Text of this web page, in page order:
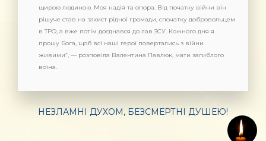
щирою людиною. Моя надія та опора. Від початку війни він
рішуче став на захист рідної громади, спочатку добровольцем
в ТРО, а вже потім доєднався до лав ЗСУ. Кожного дня я
прошу Бога, щоб всі наші герої повертались з війни
живими”, — розповіла Валентина Павлюк, мати загиблого
воїна.
НЕЗЛАМНІ ДУХОМ, БЕЗСМЕРТНІ ДУШЕЮ!